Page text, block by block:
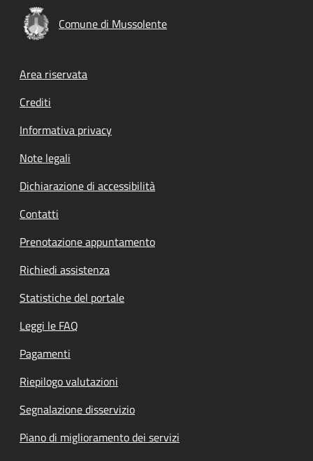
Comune di Mussolente
Footer menu
Area riservata
Crediti
Informativa privacy
Note legali
Dichiarazione di accessibilità
Contatti
Prenotazione appuntamento
Richiedi assistenza
Statistiche del portale
Leggi le FAQ
Pagamenti
Riepilogo valutazioni
Segnalazione disservizio
Piano di miglioramento dei servizi